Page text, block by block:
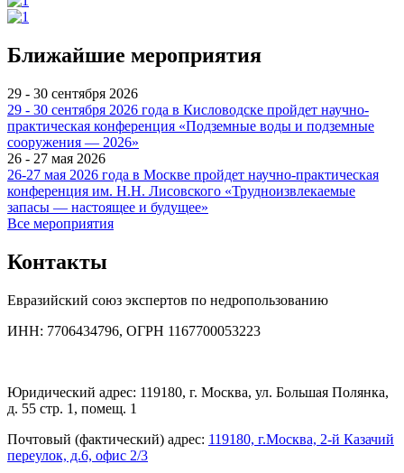
Ближайшие мероприятия
29 - 30 сентября 2026
29 - 30 сентября 2026 года в Кисловодске пройдет научно-
практическая конференция «Подземные воды и подземные
сооружения — 2026»
26 - 27 мая 2026
26-27 мая 2026 года в Москве пройдет научно-практическая
конференция им. Н.Н. Лисовского «Трудноизвлекаемые
запасы — настоящее и будущее»
Все мероприятия
Контакты
Евразийский союз экспертов по недропользованию
ИНН: 7706434796, ОГРН 1167700053223
Юридический адрес: 119180, г. Москва, ул. Большая Полянка,
д. 55 стр. 1, помещ. 1
Почтовый (фактический) адрес: 119180, г.Москва, 2-й Казачий
переулок, д.6, офис 2/3